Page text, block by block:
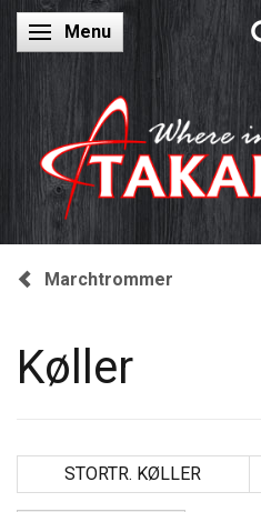
Skifte navigation
Menu
Marchtrommer
Køller
STORTR. KØLLER